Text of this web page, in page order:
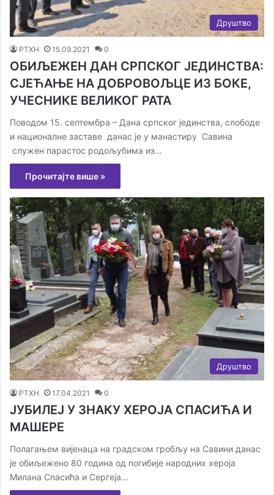
Друштво
РТХН 15.09.2021 0
ОБИЉЕЖЕН ДАН СРПСКОГ ЈЕДИНСТВА:
СЈЕЋАЊЕ НА ДОБРОВОЉЦЕ ИЗ БОКЕ,
УЧЕСНИКЕ ВЕЛИКОГ РАТА
Поводом 15. септембра – Дана српског јединства, слободе
и националне заставе данас је у манастиру Савина
служен парастос родољубима из…
Прочитајте више »
Друштво
РТХН 17.04.2021 0
ЈУБИЛЕЈ У ЗНАКУ ХЕРОЈА СПАСИЋА И
МАШЕРЕ
Полагањем вијенаца на градском гробљу на Савини данас
је обиљежено 80 година од погибије народних хероја
Милана Спасића и Сергеја…